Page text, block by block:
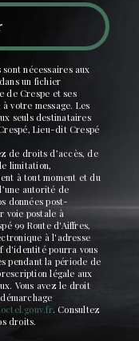
nécessaires aux
un fichier
de Crespe et ses
votre message. Les
seuls destinataires
Lieu-dit Crespé
de droits d’accès, de
limitation,
à tout moment et du
autorité de
données post-
voie postale à
99 Route d'Aiffres,
à l'adresse
d'identité pourra vous
pendant la période de
légale aux
Vous avez le droit
. Consultez
droits.